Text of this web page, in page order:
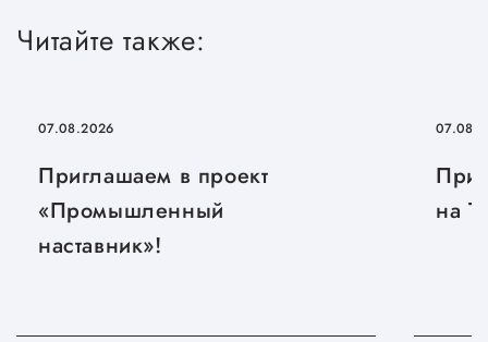
Читайте также:
07.08.2026
Приглашаем в проект
«Промышленный
наставник»!
на